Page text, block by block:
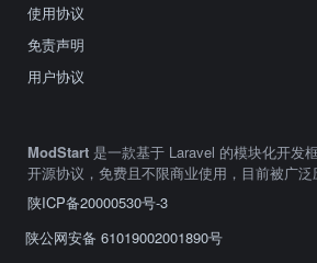
使用协议
免责声明
用户协议
ModStart 是一款基于 Laravel 的模块化开发
开源协议，免费且不限商业使用，目前被广泛
陕ICP备20000530号-3
陕公网安备 61019002001890号